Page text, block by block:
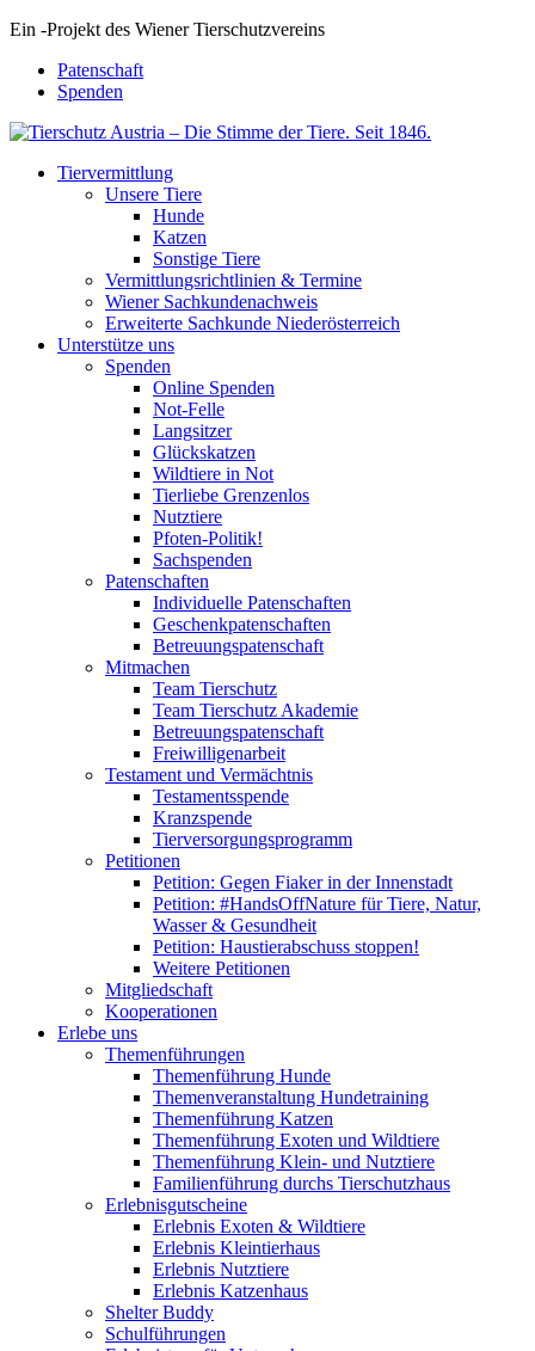
Ein -Projekt des Wiener Tierschutzvereins
Patenschaft
Spenden
Tiervermittlung
Unsere Tiere
Hunde
Katzen
Sonstige Tiere
Vermittlungsrichtlinien & Termine
Wiener Sachkundenachweis
Erweiterte Sachkunde Niederösterreich
Unterstütze uns
Spenden
Online Spenden
Not-Felle
Langsitzer
Glückskatzen
Wildtiere in Not
Tierliebe Grenzenlos
Nutztiere
Pfoten-Politik!
Sachspenden
Patenschaften
Individuelle Patenschaften
Geschenkpatenschaften
Betreuungspatenschaft
Mitmachen
Team Tierschutz
Team Tierschutz Akademie
Betreuungspatenschaft
Freiwilligenarbeit
Testament und Vermächtnis
Testamentsspende
Kranzspende
Tierversorgungsprogramm
Petitionen
Petition: Gegen Fiaker in der Innenstadt
Petition: #HandsOffNature für Tiere, Natur,
Wasser & Gesundheit
Petition: Haustierabschuss stoppen!
Weitere Petitionen
Mitgliedschaft
Kooperationen
Erlebe uns
Themenführungen
Themenführung Hunde
Themenveranstaltung Hundetraining
Themenführung Katzen
Themenführung Exoten und Wildtiere
Themenführung Klein- und Nutztiere
Familienführung durchs Tierschutzhaus
Erlebnisgutscheine
Erlebnis Exoten & Wildtiere
Erlebnis Kleintierhaus
Erlebnis Nutztiere
Erlebnis Katzenhaus
Shelter Buddy
Schulführungen